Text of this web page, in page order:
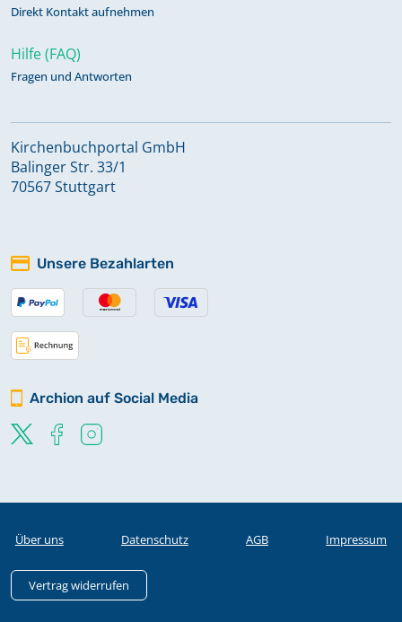
Direkt Kontakt aufnehmen
Hilfe (FAQ)
Fragen und Antworten
Kirchenbuchportal GmbH
Balinger Str. 33/1
70567 Stuttgart
Unsere Bezahlarten
Archion auf Social Media
Über uns Datenschutz AGB Impressum
Vertrag widerrufen